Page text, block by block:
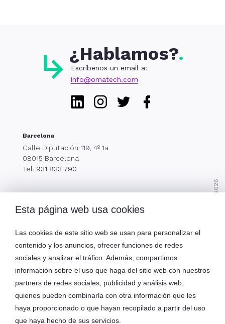
¿Hablamos?
Escríbenos un email a:
info@omatech.com
LinkedinInstagram
Twitter
Barcelona
Calle Diputación 119, 4º 1a
08015 Barcelona
Tel. 931 833 790
Menú
Servicios
Oma Technologies S.L. eDiversa Group
Ediversa Tech S.L. © 2026
Esta página web usa cookies
Las cookies de este sitio web se usan para personalizar el
contenido y los anuncios, ofrecer funciones de redes
sociales y analizar el tráfico. Además, compartimos
información sobre el uso que haga del sitio web con nuestros
partners de redes sociales, publicidad y análisis web,
quienes pueden combinarla con otra información que les
haya proporcionado o que hayan recopilado a partir del uso
que haya hecho de sus servicios.